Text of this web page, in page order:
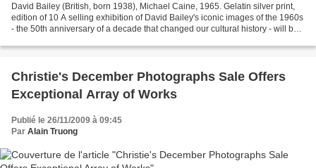
David Bailey (British, born 1938), Michael Caine, 1965. Gelatin silver print,
edition of 10 A selling exhibition of David Bailey's iconic images of the 1960s
- the 50th anniversary of a decade that changed our cultural history - will be
Christie's December Photographs Sale Offers
Exceptional Array of Works
Publié le 26/11/2009 à 09:45
Par Alain Truong